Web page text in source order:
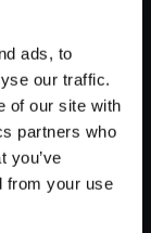
ads, to
our traffic.
of our site with
partners who
you’ve
from your use
ゼクス アド
ウンドトラ